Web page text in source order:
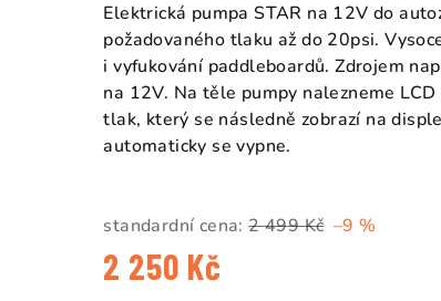
Elektrická pumpa STAR na 12V do
požadovaného tlaku až do 20psi.
i vyfukování paddleboardů. Zdrojem
na 12V. Na těle pumpy nalezneme
tlak, který se následně zobrazí na
automaticky se vypne.
standardní cena: 2 499 Kč –9 %
2 250 Kč